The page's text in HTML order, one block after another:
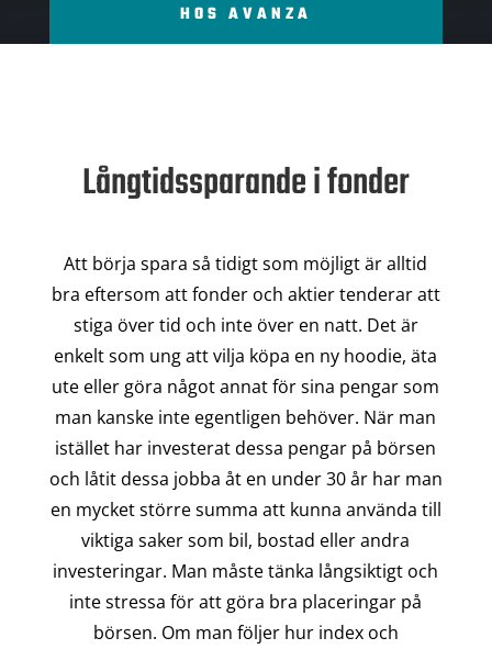
HOS AVANZA
Långtidssparande i fonder
Att börja spara så tidigt som möjligt är alltid
bra eftersom att fonder och aktier tenderar att
stiga över tid och inte över en natt. Det är
enkelt som ung att vilja köpa en ny hoodie, äta
ute eller göra något annat för sina pengar som
man kanske inte egentligen behöver. När man
istället har investerat dessa pengar på börsen
och låtit dessa jobba åt en under 30 år har man
en mycket större summa att kunna använda till
viktiga saker som bil, bostad eller andra
investeringar. Man måste tänka långsiktigt och
inte stressa för att göra bra placeringar på
börsen. Om man följer hur index och